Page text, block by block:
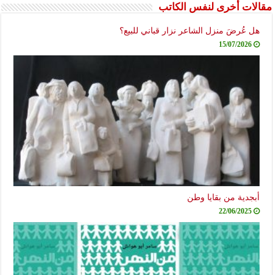
مقالات أخرى لنفس الكاتب
هل عُرضَ منزل الشاعر نزار قباني للبيع؟
15/07/2026
أبجدية من بقايا وطن
22/06/2025